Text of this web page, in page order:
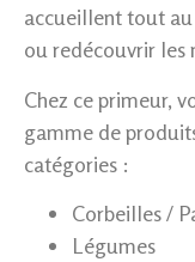
accueillent tout
ou redécouvrir les
Chez ce primeur,
gamme de
catégories :
Corbeilles /
Légumes